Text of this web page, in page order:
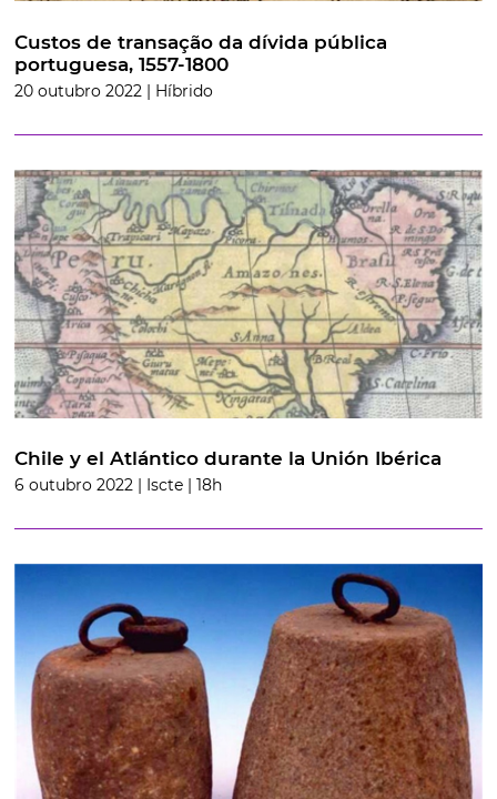
Custos de transação da dívida pública
portuguesa, 1557-1800
20 outubro 2022 | Híbrido
Chile y el Atlántico durante la Unión Ibérica
6 outubro 2022 | Iscte | 18h